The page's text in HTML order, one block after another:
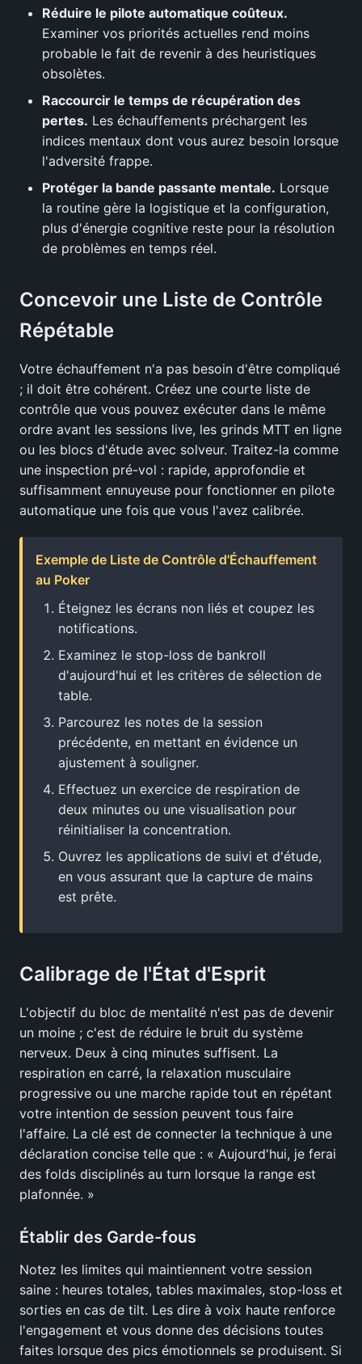
Réduire le pilote automatique coûteux.
Examiner vos priorités actuelles rend moins
probable le fait de revenir à des heuristiques
obsolètes.
Raccourcir le temps de récupération des
pertes. Les échauffements préchargent les
indices mentaux dont vous aurez besoin lorsque
l'adversité frappe.
Protéger la bande passante mentale. Lorsque
la routine gère la logistique et la configuration,
plus d'énergie cognitive reste pour la résolution
de problèmes en temps réel.
Concevoir une Liste de Contrôle
Répétable
Votre échauffement n'a pas besoin d'être compliqué
; il doit être cohérent. Créez une courte liste de
contrôle que vous pouvez exécuter dans le même
ordre avant les sessions live, les grinds MTT en ligne
ou les blocs d'étude avec solveur. Traitez-la comme
une inspection pré-vol : rapide, approfondie et
suffisamment ennuyeuse pour fonctionner en pilote
automatique une fois que vous l'avez calibrée.
Exemple de Liste de Contrôle d'Échauffement
au Poker
Éteignez les écrans non liés et coupez les
notifications.
Examinez le stop-loss de bankroll
d'aujourd'hui et les critères de sélection de
table.
Parcourez les notes de la session
précédente, en mettant en évidence un
ajustement à souligner.
Effectuez un exercice de respiration de
deux minutes ou une visualisation pour
réinitialiser la concentration.
Ouvrez les applications de suivi et d'étude,
en vous assurant que la capture de mains
est prête.
Calibrage de l'État d'Esprit
L'objectif du bloc de mentalité n'est pas de devenir
un moine ; c'est de réduire le bruit du système
nerveux. Deux à cinq minutes suffisent. La
respiration en carré, la relaxation musculaire
progressive ou une marche rapide tout en répétant
votre intention de session peuvent tous faire
l'affaire. La clé est de connecter la technique à une
déclaration concise telle que : « Aujourd'hui, je ferai
des folds disciplinés au turn lorsque la range est
plafonnée. »
Établir des Garde-fous
Notez les limites qui maintiennent votre session
saine : heures totales, tables maximales, stop-loss et
sorties en cas de tilt. Les dire à voix haute renforce
l'engagement et vous donne des décisions toutes
faites lorsque des pics émotionnels se produisent. Si